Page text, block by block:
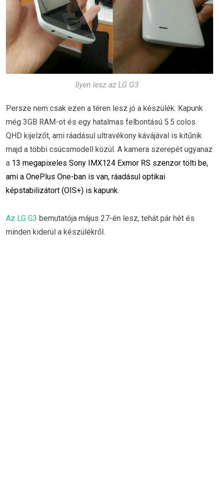
Ilyen lesz az LG G3
Persze nem csak ezen a téren lesz jó a készülék. Kapunk
még 3GB RAM-ot és egy hatalmas felbontású 5.5 colos
QHD kijelzőt, ami ráadásul ultravékony kávájával is kitűnik
majd a többi csúcsmodell közül. A kamera szerepét ugyanaz
a 13 megapixeles Sony IMX124 Exmor RS szenzor tölti be,
ami a OnePlus One-ban is van, ráadásul optikai
képstabilizátort (OIS+) is kapunk.
Az LG G3 bemutatója május 27-én lesz, tehát pár hét és
minden kiderül a készülékről.